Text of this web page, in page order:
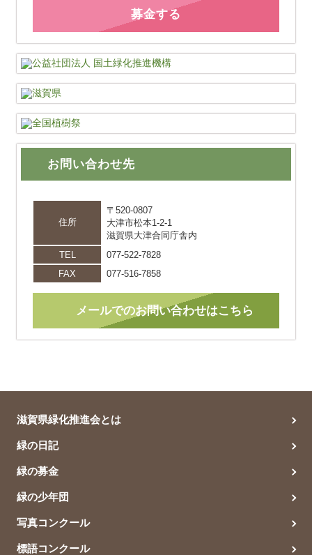
募金する
お問い合わせ先
住所
〒520-0807
大津市松本1-2-1
滋賀県大津合同庁舎内
TEL
077-522-7828
FAX
077-516-7858
メールでのお問い合わせはこちら
滋賀県緑化推進会とは
緑の日記
緑の募金
緑の少年団
写真コンクール
標語コンクール